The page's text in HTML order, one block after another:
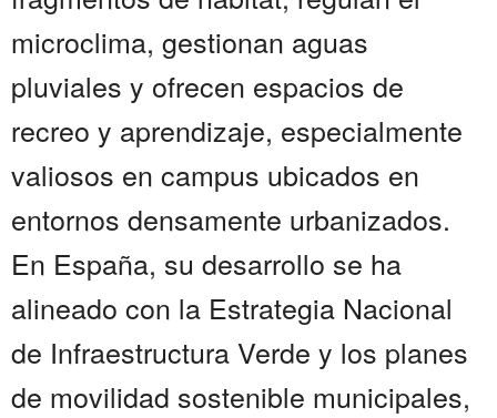
microclima, gestionan aguas
pluviales y ofrecen espacios de
recreo y aprendizaje, especialmente
valiosos en campus ubicados en
entornos densamente urbanizados.
En España, su desarrollo se ha
alineado con la Estrategia Nacional
de Infraestructura Verde y los planes
de movilidad sostenible municipales,